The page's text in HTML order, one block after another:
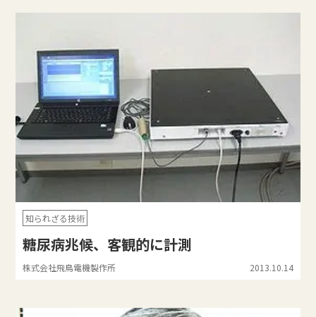
知られざる技術
糖尿病兆候、客観的に計測
株式会社飛鳥電機製作所 2013.10.14